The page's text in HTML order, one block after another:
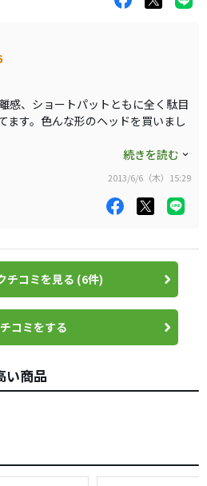
ないもので、３４インチです。
イハンがやっていますが、本当
るようになりました。少し芯か
に変わりません。
ングがそれなりに転がってカッ
ィなど何十本と買い替えてきた
まって手や膝が震えるイップス
感、ショートパットともに全く駄目
ます。色んな形のヘッドを買いまし
で、フェースバランスのように真っ
、イントゥインでも合うパターと聞
ンに回帰したわけです。
チです（いままでは３２か３３を購
ットも俄然よくなりました。
いて真っ直ぐ出すという意識が強す
たかもしれません。自分も含めてパ
パターを使いがちになる傾向がある
良いと思います。
続きを読む
2013/6/6（木）15:29
チコミを見る (6件)
コミをする
い商品